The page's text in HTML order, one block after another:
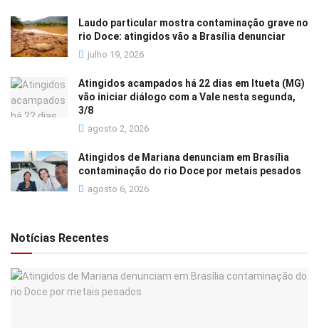
Laudo particular mostra contaminação grave no
rio Doce: atingidos vão a Brasília denunciar
julho 19, 2026
Atingidos acampados há 22 dias em Itueta (MG)
vão iniciar diálogo com a Vale nesta segunda,
3/8
agosto 2, 2026
Atingidos de Mariana denunciam em Brasília
contaminação do rio Doce por metais pesados
agosto 6, 2026
Notícias Recentes